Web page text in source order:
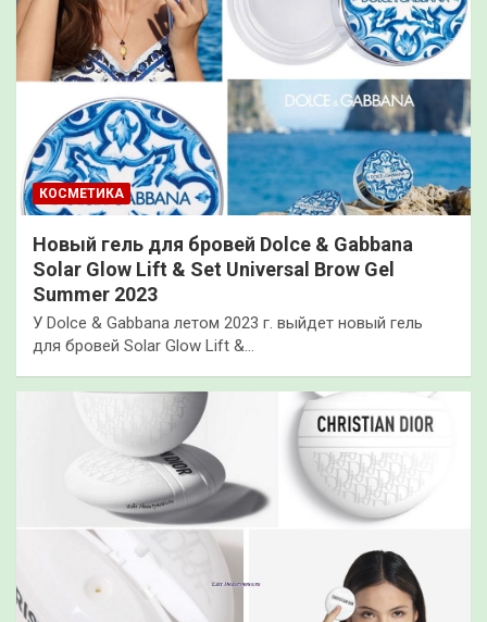
КОСМЕТИКА
Новый гель для бровей Dolce & Gabbana
Solar Glow Lift & Set Universal Brow Gel
Summer 2023
У Dolce & Gabbana летом 2023 г. выйдет новый гель
для бровей Solar Glow Lift &…